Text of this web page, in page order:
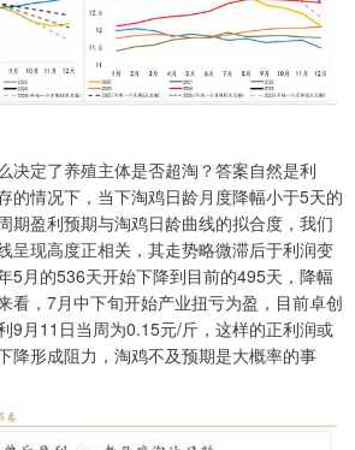
定了养殖主体是否超淘？答案自然是利
的情况下，当下淘鸡日龄月度降幅小于5天的
期盈利预期与淘鸡日龄曲线的拟合度，我们
呈现高度正相关，其走势略微滞后于利润变
5月的536天开始下降到目前的495天，降幅
看，7月中下旬开始产业扭亏为盈，目前卓创
9月11日当周为0.15元/斤，这样的正利润或
降形成阻力，淘鸡不及预期是大概率的事